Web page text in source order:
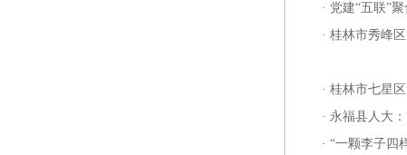
· 党建“五联”
· 桂林市秀峰
· 桂林市七星
· 永福县人大
· “一颗李子四